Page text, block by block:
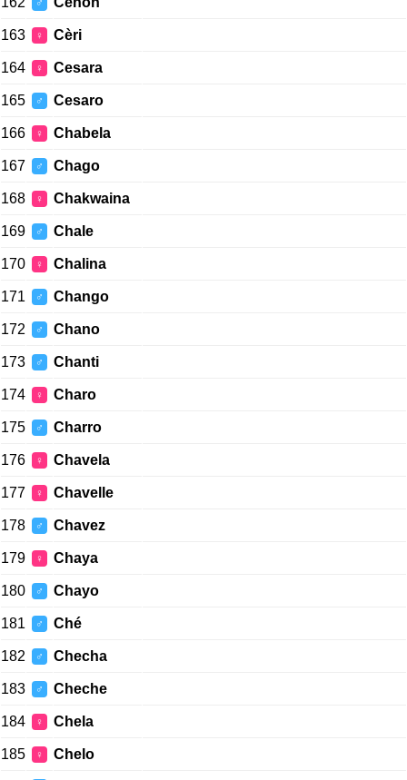
♂
163 ♀ Cèri
164 ♀ Cesara
165 ♂ Cesaro
166 ♀ Chabela
167 ♂ Chago
168 ♀ Chakwaina
169 ♂ Chale
170 ♀ Chalina
171 ♂ Chango
172 ♂ Chano
173 ♂ Chanti
174 ♀ Charo
175 ♂ Charro
176 ♀ Chavela
177 ♀ Chavelle
178 ♂ Chavez
179 ♀ Chaya
180 ♂ Chayo
181 ♂ Ché
182 ♂ Checha
183 ♂ Cheche
184 ♀ Chela
185 ♀ Chelo